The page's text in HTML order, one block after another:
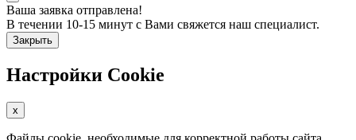
Ваша заявка отправлена!
В течении 10-15 минут с Вами свяжется наш специалист.
Закрыть
Настройки Cookie
x